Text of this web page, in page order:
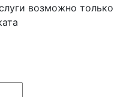
возможно только